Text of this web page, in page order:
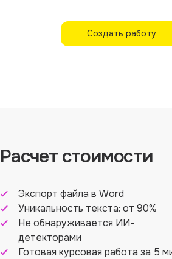
Создать работу
Расчет стоимости
Экспорт файла в Word
Уникальность текста: от 90%
Не обнаруживается ИИ-
детекторами
Готовая курсовая работа за 5